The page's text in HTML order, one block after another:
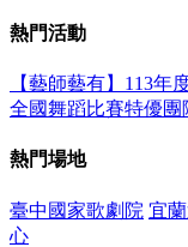
熱門活動
【藝師藝有】113年
全國舞蹈比賽特優團
熱門場地
臺中國家歌劇院 宜
心